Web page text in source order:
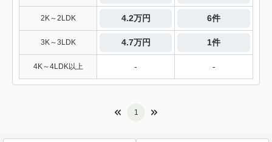
2K～2LDK 4.2万円 6件
3K～3LDK 4.7万円 1件
4K～4LDK以上 - -
1